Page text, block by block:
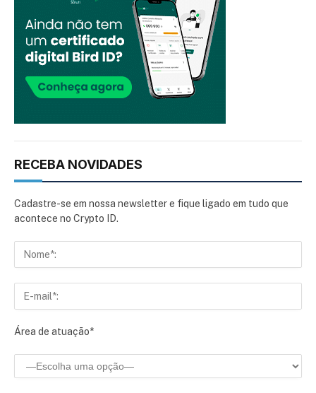
RECEBA NOVIDADES
Cadastre-se em nossa newsletter e fique ligado em tudo que
acontece no Crypto ID.
Área de atuação*